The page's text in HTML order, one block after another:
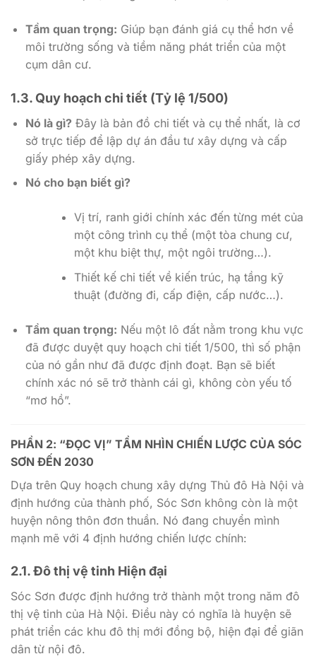
Tầm quan trọng: Giúp bạn đánh giá cụ thể hơn về
môi trường sống và tiềm năng phát triển của một
cụm dân cư.
1.3. Quy hoạch chi tiết (Tỷ lệ 1/500)
Nó là gì? Đây là bản đồ chi tiết và cụ thể nhất, là cơ
sở trực tiếp để lập dự án đầu tư xây dựng và cấp
giấy phép xây dựng.
Nó cho bạn biết gì?
Vị trí, ranh giới chính xác đến từng mét của
một công trình cụ thể (một tòa chung cư,
một khu biệt thự, một ngôi trường…).
Thiết kế chi tiết về kiến trúc, hạ tầng kỹ
thuật (đường đi, cấp điện, cấp nước…).
Tầm quan trọng: Nếu một lô đất nằm trong khu vực
đã được duyệt quy hoạch chi tiết 1/500, thì số phận
của nó gần như đã được định đoạt. Bạn sẽ biết
chính xác nó sẽ trở thành cái gì, không còn yếu tố
“mơ hồ”.
PHẦN 2: “ĐỌC VỊ” TẦM NHÌN CHIẾN LƯỢC CỦA SÓC
SƠN ĐẾN 2030
Dựa trên Quy hoạch chung xây dựng Thủ đô Hà Nội và
định hướng của thành phố, Sóc Sơn không còn là một
huyện nông thôn đơn thuần. Nó đang chuyển mình
mạnh mẽ với 4 định hướng chiến lược chính:
2.1. Đô thị vệ tinh Hiện đại
Sóc Sơn được định hướng trở thành một trong năm đô
thị vệ tinh của Hà Nội. Điều này có nghĩa là huyện sẽ
phát triển các khu đô thị mới đồng bộ, hiện đại để giãn
dân từ nội đô.